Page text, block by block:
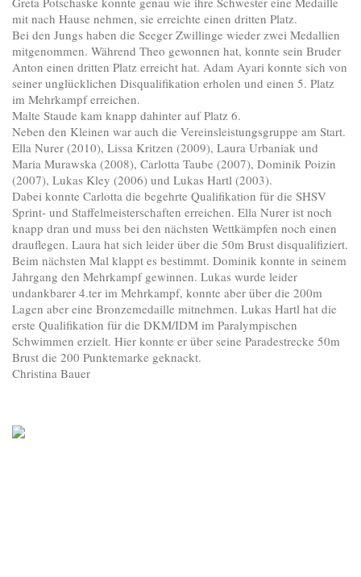
mit nach Hause nehmen, sie erreichte einen dritten Platz.
Bei den Jungs haben die Seeger Zwillinge wieder zwei Medallien
mitgenommen. Während Theo gewonnen hat, konnte sein Bruder
Anton einen dritten Platz erreicht hat. Adam Ayari konnte sich von
seiner unglücklichen Disqualifikation erholen und einen 5. Platz
im Mehrkampf erreichen.
Malte Staude kam knapp dahinter auf Platz 6.
Neben den Kleinen war auch die Vereinsleistungsgruppe am Start.
Ella Nurer (2010), Lissa Kritzen (2009), Laura Urbaniak und
Maria Murawska (2008), Carlotta Taube (2007), Dominik Poizin
(2007), Lukas Kley (2006) und Lukas Hartl (2003).
Dabei konnte Carlotta die begehrte Qualifikation für die SHSV
Sprint- und Staffelmeisterschaften erreichen. Ella Nurer ist noch
knapp dran und muss bei den nächsten Wettkämpfen noch einen
drauflegen. Laura hat sich leider über die 50m Brust disqualifiziert.
Beim nächsten Mal klappt es bestimmt. Dominik konnte in seinem
Jahrgang den Mehrkampf gewinnen. Lukas wurde leider
undankbarer 4.ter im Mehrkampf, konnte aber über die 200m
Lagen aber eine Bronzemedaille mitnehmen. Lukas Hartl hat die
erste Qualifikation für die DKM/IDM im Paralympischen
Schwimmen erzielt. Hier konnte er über seine Paradestrecke 50m
Brust die 200 Punktemarke geknackt.
Christina Bauer